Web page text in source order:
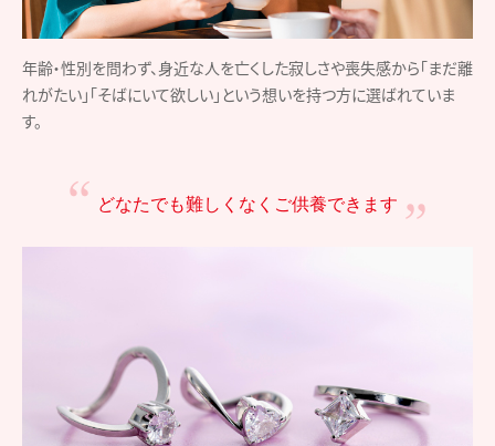
年齢・性別を問わず、身近な人を亡くした寂しさや喪失感から「まだ離
れがたい」「そばにいて欲しい」という想いを持つ方に選ばれていま
す。
どなたでも難しくなく ご供養できます